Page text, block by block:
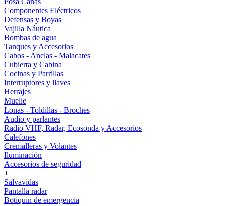
Componentes Eléctricos
Defensas y Boyas
Vajilla Náutica
Bombas de agua
Tanques y Accesorios
Cabos - Anclas - Malacates
Cubierta y Cabina
Cocinas y Parrillas
Interruptores y llaves
Herrajes
Muelle
Lonas - Toldillas - Broches
Audio y parlantes
Radio VHF, Radar, Ecosonda y Accesorios
Calefones
Cremalleras y Volantes
Iluminación
Accesorios de seguridad
+
Salvavidas
Pantalla radar
Botiquin de emergencia